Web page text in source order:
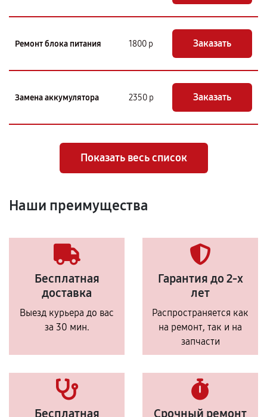
Ремонт блока питания 1800 р Заказать
Замена аккумулятора 2350 р Заказать
Показать весь список
Наши преимущества
Бесплатная
доставка
Выезд курьера до вас
за 30 мин.
Гарантия до 2-х
лет
Распространяется как
на ремонт, так и на
запчасти
Бесплатная Срочный ремонт